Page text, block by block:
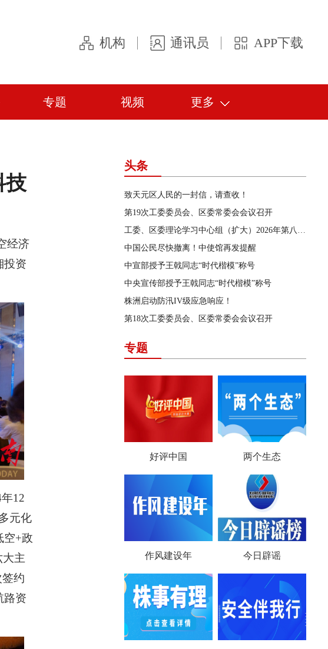
机构 通讯员 APP下载
专题 视频 更多
技
经济
投资
12
元化
空+政
主
约
路资
头条
致天元区人民的一封信，请查收！
第19次工委委员会、区委常委会会议召开
工委、区委理论学习中心组（扩大）2026年第八次集体学习举行
中国公民尽快撤离！中使馆再发提醒
中宣部授予王戟同志“时代楷模”称号
中央宣传部授予王戟同志“时代楷模”称号
株洲启动防汛IV级应急响应！
第18次工委委员会、区委常委会会议召开
专题
好评中国 两个生态
作风建设年 今日辟谣